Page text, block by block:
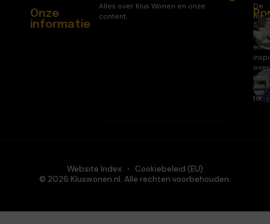
Onze
informatie
Alles over Klus Wonen en onze
content.
De
en
over
huis
en
tuin.
© 2026 Kluswonen.nl. Alle rechten voorbehouden.
Website Index Cookiebeleid (EU)